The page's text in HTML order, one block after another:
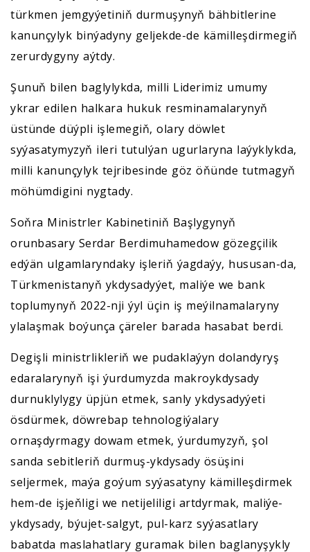
türkmen jemgyýetiniň durmuşynyň bähbitlerine
kanunçylyk binýadyny geljekde-de kämilleşdirmegiň
zerurdygyny aýtdy.
Şunuň bilen baglylykda, milli Liderimiz umumy
ykrar edilen halkara hukuk resminamalarynyň
üstünde düýpli işlemegiň, olary döwlet
syýasatymyzyň ileri tutulýan ugurlaryna laýyklykda,
milli kanunçylyk tejribesinde göz öňünde tutmagyň
möhümdigini nygtady.
Soňra Ministrler Kabinetiniň Başlygynyň
orunbasary Serdar Berdimuhamedow gözegçilik
edýän ulgamlaryndaky işleriň ýagdaýy, hususan-da,
Türkmenistanyň ykdysadyýet, maliýe we bank
toplumynyň 2022-nji ýyl üçin iş meýilnamalaryny
ylalaşmak boýunça çäreler barada hasabat berdi.
Degişli ministrlikleriň we pudaklaýyn dolandyryş
edaralarynyň işi ýurdumyzda makroykdysady
durnuklylygy üpjün etmek, sanly ykdysadyýeti
ösdürmek, döwrebap tehnologiýalary
ornaşdyrmagy dowam etmek, ýurdumyzyň, şol
sanda sebitleriň durmuş-ykdysady ösüşini
seljermek, maýa goýum syýasatyny kämilleşdirmek
hem-de işjeňligi we netijeliligi artdyrmak, maliýe-
ykdysady, býujet-salgyt, pul-karz syýasatlary
babatda maslahatlary guramak bilen baglanyşykly